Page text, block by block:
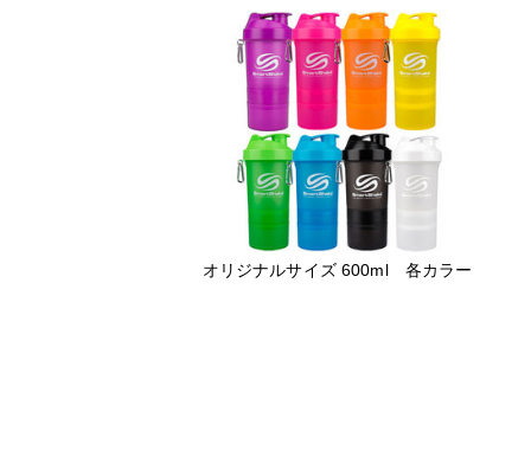
オリジナルサイズ 600ml 各カラー